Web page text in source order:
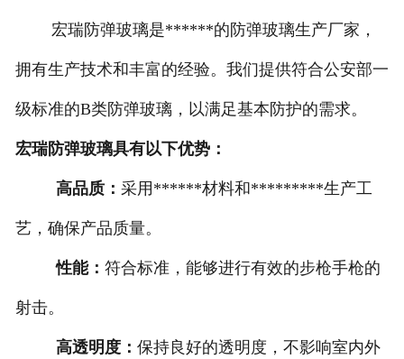
宏瑞防弹玻璃是******的防弹玻璃生产厂家，
拥有生产技术和丰富的经验。我们提供符合公安部一
级标准的B类防弹玻璃，以满足基本防护的需求。
宏瑞防弹玻璃具有以下优势：
高品质： 采用******材料和*********生产工
艺，确保产品质量。
性能： 符合标准，能够进行有效的步枪手枪的
射击。
高透明度： 保持良好的透明度，不影响室内外